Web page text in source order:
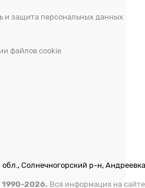
и защита персональных данных
файлов cookie
обл., Солнечногорский р-н,
1990-2026. Вся информация на